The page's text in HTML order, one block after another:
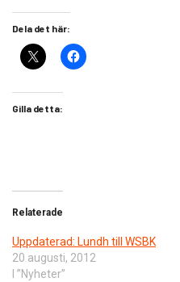
Dela det här:
Gilla detta:
Relaterade
Uppdaterad: Lundh till WSBK
20 augusti, 2012
I ”Nyheter”